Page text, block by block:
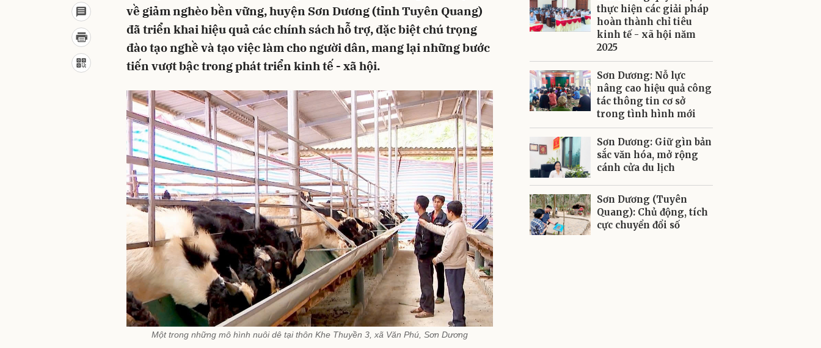
về giảm nghèo bền vững, huyện Sơn Dương (tỉnh Tuyên Quang)
đã triển khai hiệu quả các chính sách hỗ trợ, đặc biệt chú trọng
đào tạo nghề và tạo việc làm cho người dân, mang lại những bước
tiến vượt bậc trong phát triển kinh tế - xã hội.
Một trong những mô hình nuôi dê tại thôn Khe Thuyền 3, xã Văn Phú, Sơn Dương
thực hiện các giải pháp
hoàn thành chỉ tiêu
kinh tế - xã hội năm
2025
Sơn Dương: Nỗ lực
nâng cao hiệu quả công
tác thông tin cơ sở
trong tình hình mới
Sơn Dương: Giữ gìn bản
sắc văn hóa, mở rộng
cánh cửa du lịch
Sơn Dương (Tuyên
Quang): Chủ động, tích
cực chuyển đổi số